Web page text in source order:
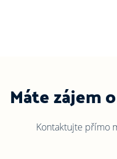
Máte zájem
Kontaktujte přímo